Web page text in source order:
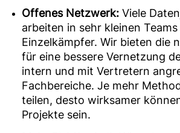
Offenes Netzwerk: Viele
arbeiten in sehr kleinen
Einzelkämpfer. Wir bieten die
für eine bessere Vernetzung
intern und mit Vertretern
Fachbereiche. Je mehr
teilen, desto wirksamer
Projekte sein.